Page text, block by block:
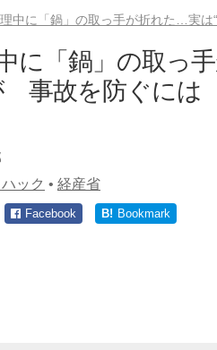
理中に「鍋」の取っ手が折れた…実
中に「鍋」の取っ
事故を防ぐには
ック • 経産省
Facebook B! Bookmark